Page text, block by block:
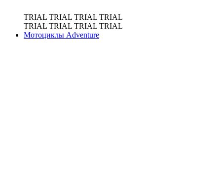
TRIAL TRIAL TRIAL TRIAL
TRIAL TRIAL TRIAL TRIAL
Мотоциклы Adventure